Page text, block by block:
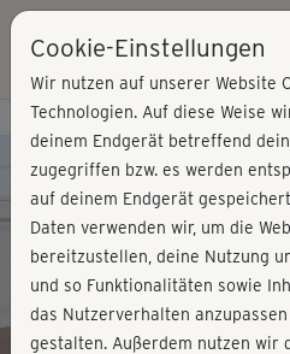
Kursvorschau - Jetzt mitmachen!
Cookie-Einstellungen
Wir nutzen auf unserer Website
Technologien. Auf diese Weise
deinem Endgerät betreffend
zugegriffen bzw. es werden
auf deinem Endgerät
Daten verwenden wir, um die
bereitzustellen, deine Nutzung
und so Funktionalitäten sowie
das Nutzerverhalten
gestalten. Außerdem nutzen wir